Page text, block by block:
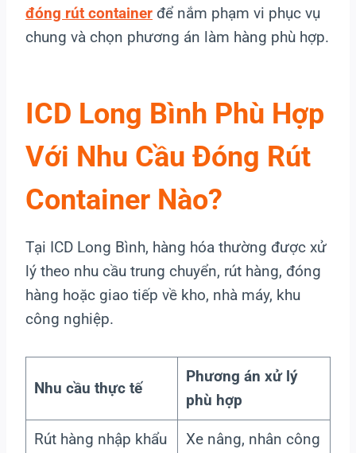
đóng rút container để nắm phạm vi phục vụ
chung và chọn phương án làm hàng phù hợp.
ICD Long Bình Phù Hợp
Với Nhu Cầu Đóng Rút
Container Nào?
Tại ICD Long Bình, hàng hóa thường được xử
lý theo nhu cầu trung chuyển, rút hàng, đóng
hàng hoặc giao tiếp về kho, nhà máy, khu
công nghiệp.
Nhu cầu thực tế
Phương án xử lý
phù hợp
Rút hàng nhập khẩu
Xe nâng, nhân công